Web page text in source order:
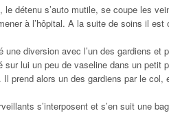
le détenu s’auto mutile, se coupe les
à l’hôpital. A la suite de soins il
une diversion avec l’un des gardiens
sur lui un peu de vaseline dans un petit
Il prend alors un des gardiens par le col,
s’interposent et s’en suit une